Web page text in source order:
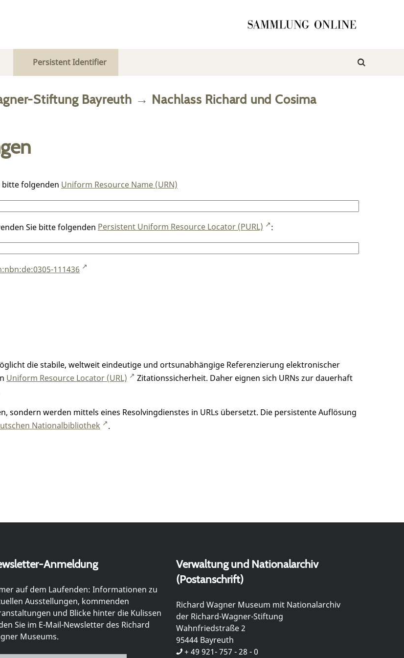
Persistent Identifier
Stiftung Bayreuth → Nachlass Richard und Cosima
bitte folgenden Uniform Resource Name (URN)
Sie bitte folgenden Persistent Uniform Resource Locator (PURL) :
111436
die stabile, weltweit eindeutige und ortsunabhängige Referenzierung elektronischer
Uniform Resource Locator (URL)
Zitationssicherheit. Daher eignen sich URNs zur dauerhaft
sondern werden mittels eines Resolvingdienstes in URLs übersetzt. Die persistente Auflösung
Nationalbibliothek .
Anmeldung
auf dem Laufenden: Informationen zu
Ausstellungen, kommenden
und Blicke hinter die Kulissen
Sie im E-Mail-Newsletter des Richard
Museums.
Verwaltung und Nationalarchiv
(Postanschrift)
Richard Wagner Museum mit Nationalarchiv
der Richard-Wagner-Stiftung
Wahnfriedstraße 2
95444 Bayreuth
+ 49 921- 757 - 28 - 0